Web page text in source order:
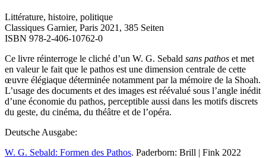
Littérature, histoire, politique
Classiques Garnier, Paris 2021, 385 Seiten
ISBN 978-2-406-10762-0
Ce livre réinterroge le cliché d’un W. G. Sebald sans pathos et met
en valeur le fait que le pathos est une dimension centrale de cette
œuvre élégiaque déterminée notamment par la mémoire de la Shoah.
L’usage des documents et des images est réévalué sous l’angle inédit
d’une économie du pathos, perceptible aussi dans les motifs discrets
du geste, du cinéma, du théâtre et de l’opéra.
Deutsche Ausgabe:
W. G. Sebald: Formen des Pathos. Paderborn: Brill | Fink 2022